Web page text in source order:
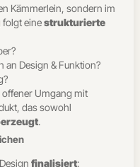
Kämmerlein, sondern im
folgt einestrukturierte
an Design & Funktion?
Umgang mit
das sowohl
.
finalisiert: